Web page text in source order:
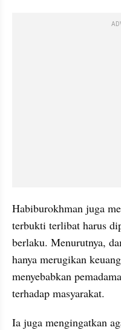
Habiburokhman juga
terbukti terlibat harus
berlaku. Menurutnya,
hanya merugikan
menyebabkan
terhadap masyarakat.
Ia juga mengingatkan